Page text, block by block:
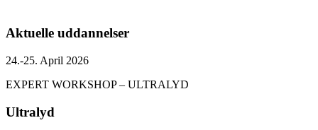
Aktuelle uddannelser
24.-25. April 2026
EXPERT WORKSHOP – ULTRALYD
Ultralyd